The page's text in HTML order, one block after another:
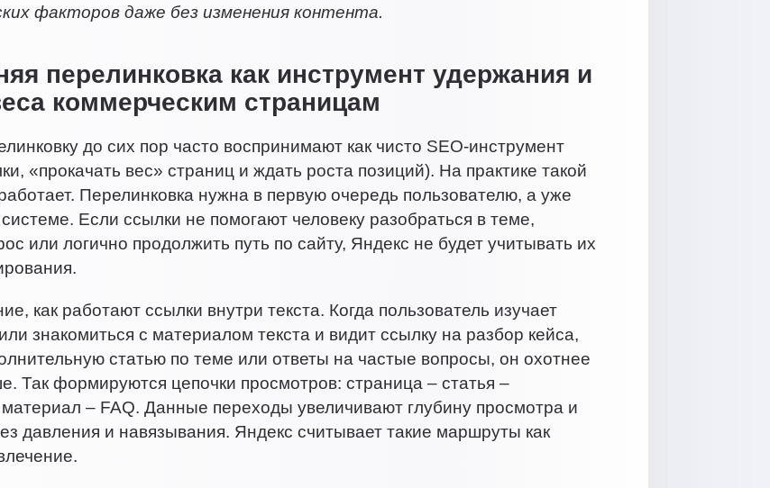
факторов даже без изменения контента.
перелинковка как инструмент удержания и
коммерческим страницам
до сих пор часто воспринимают как чисто SEO-инструмент
«прокачать вес» страниц и ждать роста позиций). На практике такой
Перелинковка нужна в первую очередь пользователю, а уже
Если ссылки не помогают человеку разобраться в теме,
или логично продолжить путь по сайту, Яндекс не будет учитывать их
как работают ссылки внутри текста. Когда пользователь изучает
знакомиться с материалом текста и видит ссылку на разбор кейса,
статью по теме или ответы на частые вопросы, он охотнее
Так формируются цепочки просмотров: страница – статья –
– FAQ. Данные переходы увеличивают глубину просмотра и
давления и навязывания. Яндекс считывает такие маршруты как